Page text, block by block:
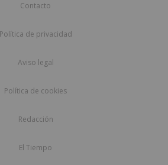
Contacto
Política de privacidad
Aviso legal
Política de cookies
Redacción
El Tiempo